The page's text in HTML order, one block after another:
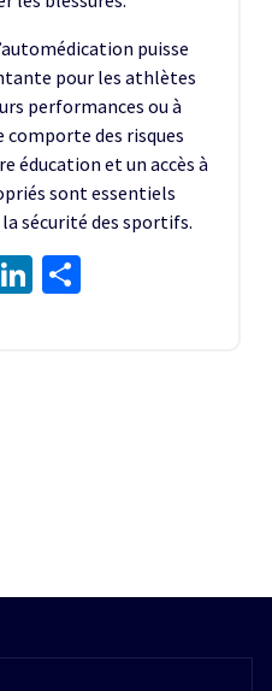
puisse
pour les athlètes
performances ou à
des risques
éducation et un accès à
sont essentiels
sécurité des sportifs.
LinkedIn